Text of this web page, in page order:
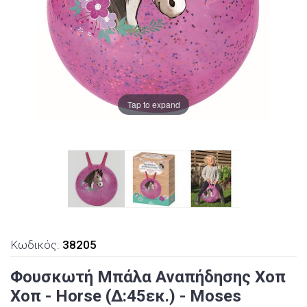
Tap to expand
Κωδικός: 38205
Φουσκωτή Μπάλα Αναπήδησης Χοπ
Χοπ - Horse (Δ:45εκ.) - Moses